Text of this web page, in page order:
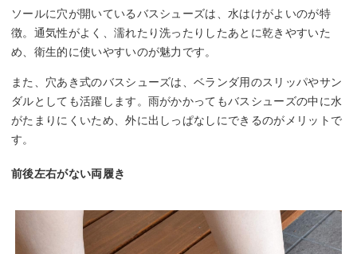
ソールに穴が開いているバスシューズは、水はけがよいのが特
徴。通気性がよく、濡れたり洗ったりしたあとに乾きやすいた
め、衛生的に使いやすいのが魅力です。
また、穴あき式のバスシューズは、ベランダ用のスリッパやサン
ダルとしても活躍します。雨がかかってもバスシューズの中に水
がたまりにくいため、外に出しっぱなしにできるのがメリットで
す。
前後左右がない両履き